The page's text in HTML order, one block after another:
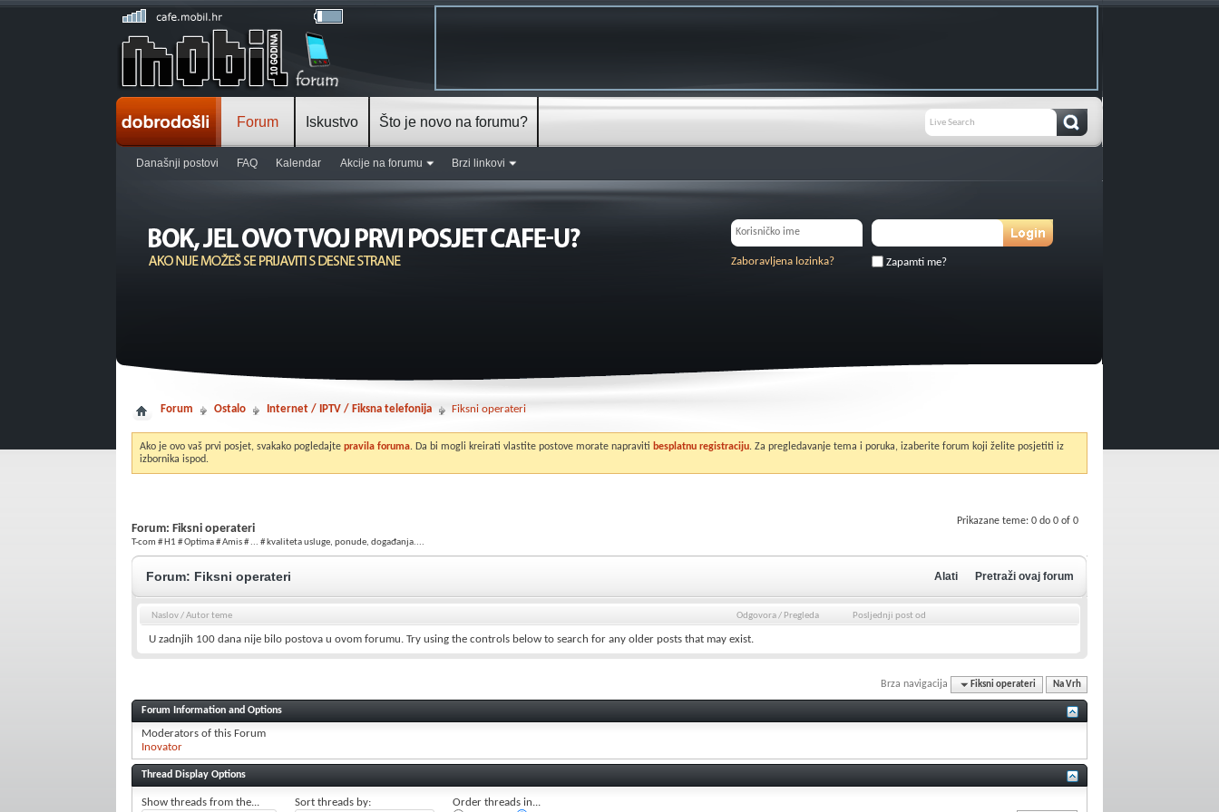
Forum
Današnji postovi FAQ Kalendar Akcije na forumu Brzi linkovi
Iskustvo Što je novo na forumu?
Zapamti me?
Zaboravljena lozinka?
Forum Ostalo Internet / IPTV / Fiksna telefonija Fiksni operateri
Ako je ovo vaš prvi posjet, svakako pogledajte pravila foruma. Da bi mogli kreirati vlastite postove morate napraviti besplatnu registraciju. Za pregledavanje tema i poruka, izaberite forum koji želite posjetiti iz
izbornika ispod.
Prikazane teme: 0 do 0 of 0
Forum: Fiksni operateri
T-com # H1 # Optima # Amis # ... # kvaliteta usluge, ponude, događanja....
Forum: Fiksni operateri Alati Pretraži ovaj forum
Naslov/Autor teme Odgovora/ Pregleda Posljednji post od
U zadnjih 100 dana nije bilo postova u ovom forumu. Try using the controls below to search for any older posts that may exist.
Brza navigacija Fiksni operateri Na Vrh
Forum Information and Options
Moderators of this Forum
Inovator
Thread Display Options
Show threads from the... Sort threads by:
Order threads in...